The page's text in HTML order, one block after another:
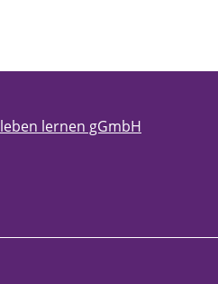
leben lernen gGmbH